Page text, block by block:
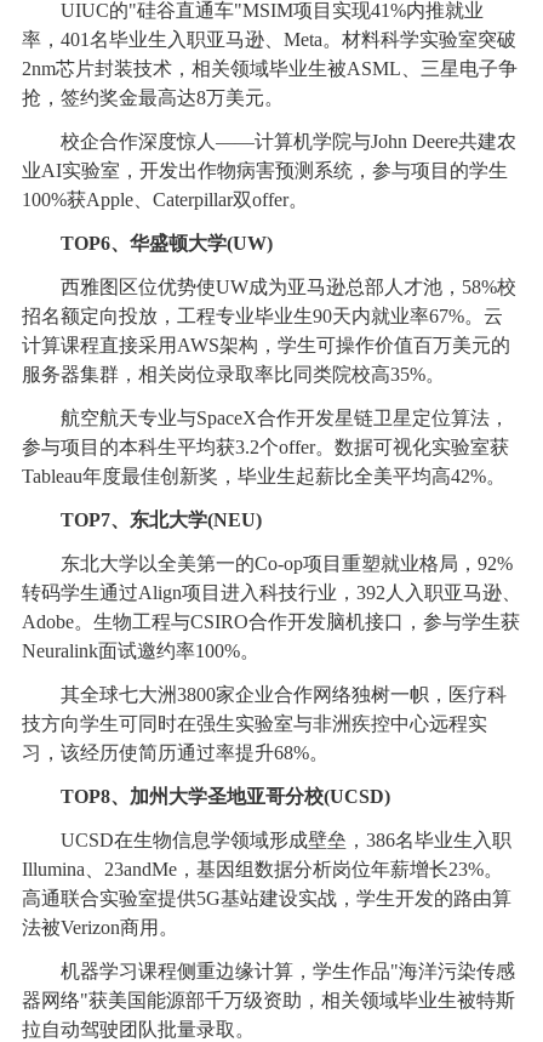
UIUC的"硅谷直通车"MSIM项目实现41%内推就业
率，401名毕业生入职亚马逊、Meta。材料科学实验室突破
2nm芯片封装技术，相关领域毕业生被ASML、三星电子争
抢，签约奖金最高达8万美元。
校企合作深度惊人——计算机学院与John Deere共建农
业AI实验室，开发出作物病害预测系统，参与项目的学生
100%获Apple、Caterpillar双offer。
TOP6、华盛顿大学(UW)
西雅图区位优势使UW成为亚马逊总部人才池，58%校
招名额定向投放，工程专业毕业生90天内就业率67%。云
计算课程直接采用AWS架构，学生可操作价值百万美元的
服务器集群，相关岗位录取率比同类院校高35%。
航空航天专业与SpaceX合作开发星链卫星定位算法，
参与项目的本科生平均获3.2个offer。数据可视化实验室获
Tableau年度最佳创新奖，毕业生起薪比全美平均高42%。
TOP7、东北大学(NEU)
东北大学以全美第一的Co-op项目重塑就业格局，92%
转码学生通过Align项目进入科技行业，392人入职亚马逊、
Adobe。生物工程与CSIRO合作开发脑机接口，参与学生获
Neuralink面试邀约率100%。
其全球七大洲3800家企业合作网络独树一帜，医疗科
技方向学生可同时在强生实验室与非洲疾控中心远程实
习，该经历使简历通过率提升68%。
TOP8、加州大学圣地亚哥分校(UCSD)
UCSD在生物信息学领域形成壁垒，386名毕业生入职
Illumina、23andMe，基因组数据分析岗位年薪增长23%。
高通联合实验室提供5G基站建设实战，学生开发的路由算
法被Verizon商用。
机器学习课程侧重边缘计算，学生作品"海洋污染传感
器网络"获美国能源部千万级资助，相关领域毕业生被特斯
拉自动驾驶团队批量录取。